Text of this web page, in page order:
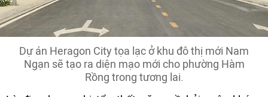
Dự án Heragon City tọa lạc ở khu đô thị mới Nam
Ngạn sẽ tạo ra diện mạo mới cho phường Hàm
Rồng trong tương lai.